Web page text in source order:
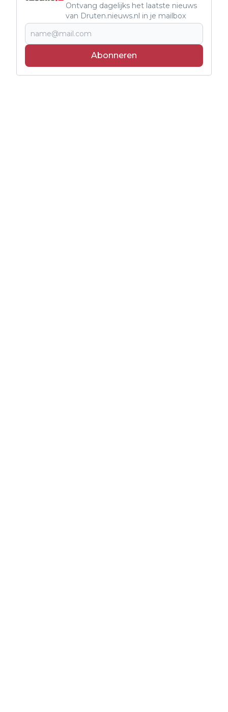
Ontvang dagelijks het laatste nieuws
van Druten.nieuws.nl in je mailbox
Abonneren